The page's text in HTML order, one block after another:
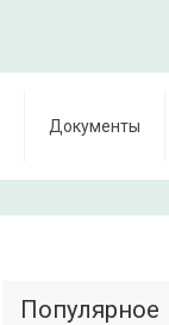
Документы
Популярное